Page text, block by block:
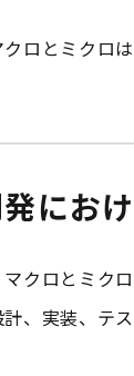
ロとミクロ
にお
クロとミク
、実装、テ